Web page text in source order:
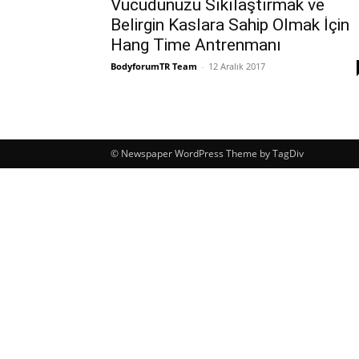
Vücudunuzu Sıkılaştırmak ve
Belirgin Kaslara Sahip Olmak İçin
Hang Time Antrenmanı
BodyforumTR Team - 12 Aralık 2017
© Newspaper WordPress Theme by TagDiv